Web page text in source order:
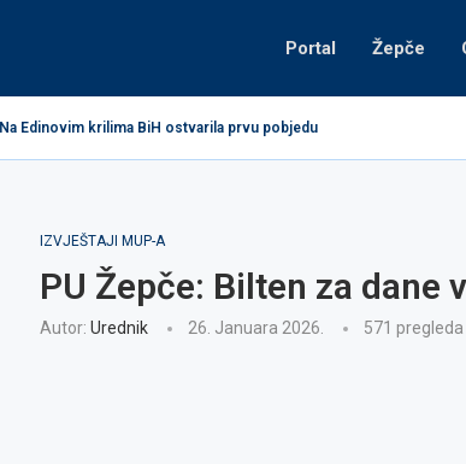
Portal Žepče
Na Edinovim krilima BiH ostvarila prvu pobjedu
IZVJEŠTAJI MUP-A
PU Žepče: Bilten za dane
Autor: Urednik 26. Januara 2026. 571 pregleda